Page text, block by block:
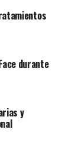
durante
y